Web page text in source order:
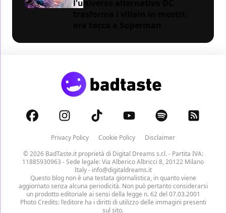
l'universo alternativo DC
Privacy Policy Cookie Policy
Disclaimer
© 2026 BadTaste.it proprietà di Digital Dreams s.r.l.- Partita IVA:
11885930963 - Sede legale: Via Alberico Albricci 8, 20122 Milano
Italy - info@digitaldreams.it
Questo blog non è una testata giornalistica, in quanto viene
aggiornato senza alcuna periodicità. Non può pertanto considerarsi
un prodotto editoriale ai sensi della legge n. 62 del 07.03.2001
Photo Credits: l’editore ha i diritti di utilizzo delle immagini presenti
sul sito.